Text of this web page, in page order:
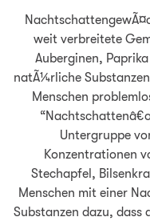
weit verbreitete
Auberginen,
natÃ¼rliche
Menschen
Untergruppe
Konzentrationen
Stechapfel,
Menschen mit einer
Substanzen dazu, dass